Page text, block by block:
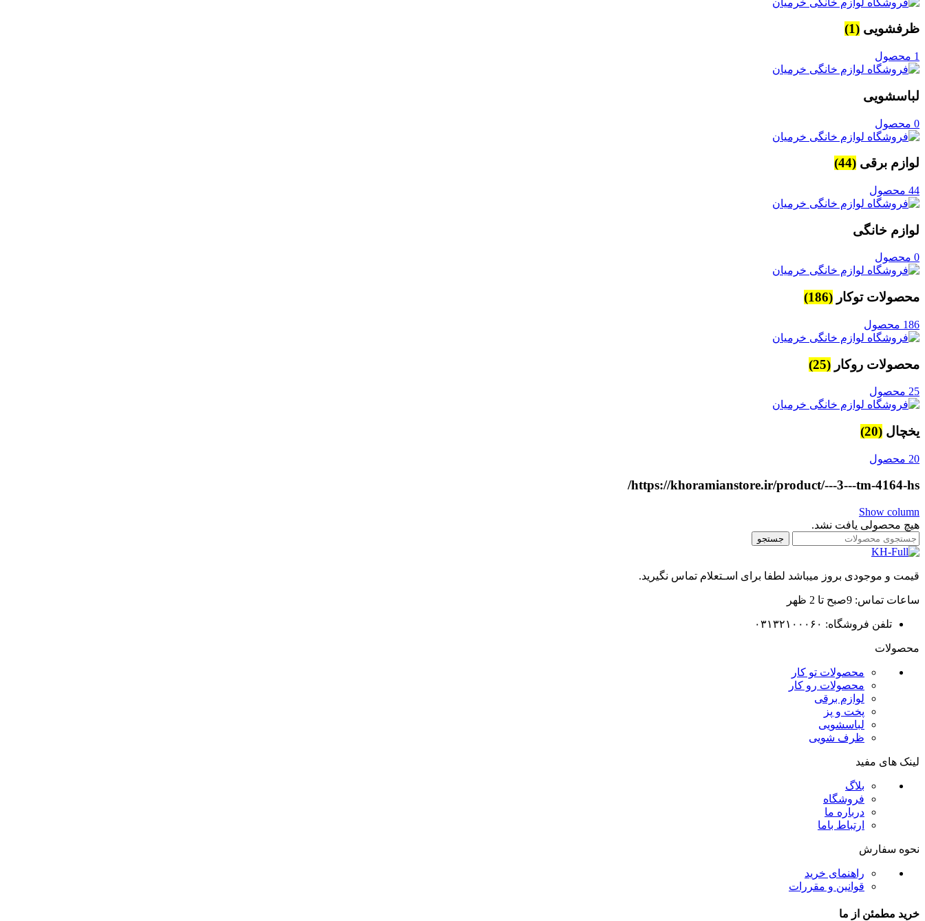
ظرفشویی (1)
1 محصول
لباسشویی
0 محصول
لوازم برقی (44)
44 محصول
لوازم خانگی
0 محصول
محصولات توکار (186)
186 محصول
محصولات روکار (25)
25 محصول
یخچال (20)
20 محصول
https://khoramianstore.ir/product/---3---tm-4164-hs/
Show column
هیچ محصولی یافت نشد.
جستجو
قیمت و موجودی بروز میباشد لطفا برای اسـتعلام تماس نگیرید.
ساعات تماس: 9صبح تا 2 ظهر
تلفن فروشگاه: ۰۳۱۳۲۱۰۰۰۶۰
محصولات
محصولات تو کار
محصولات رو کار
لوازم برقی
پخت و پز
لباسشویی
ظرف شویی
لینک های مفید
بلاگ
فروشگاه
درباره ما
ارتباط باما
نحوه سفارش
راهنمای خرید
قوانین و مقررات
خرید مطمئن از ما